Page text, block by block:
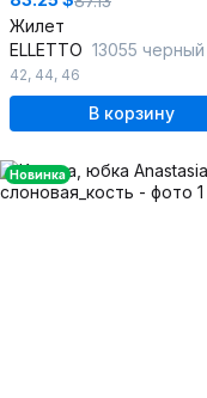
Жилет
ELLETTO 13055 черный
42, 44, 46
В корзину
Новинка